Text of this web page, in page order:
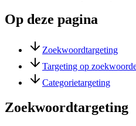
Op deze pagina
Zoekwoordtargeting
Targeting op
Categorietargeting
Zoekwoordtargeting